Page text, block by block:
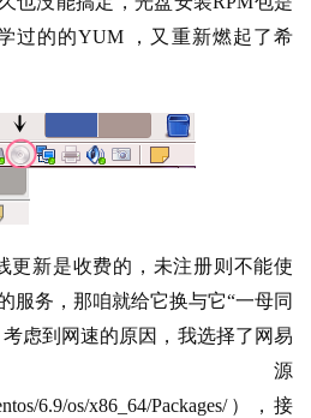
过的的YUM ，又重新燃起了希
更新是收费的，未注册则不能使
服务，那咱就给它换与它“一母同
虑到网速的原因，我选择了网易
源
6.9/os/x86_64/Packages/），接